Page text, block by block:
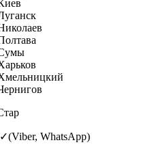
WhatsApp)